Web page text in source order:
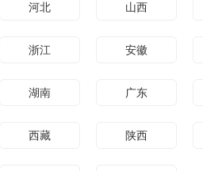
河北 山西
浙江 安徽
湖南 广东
西藏 陕西